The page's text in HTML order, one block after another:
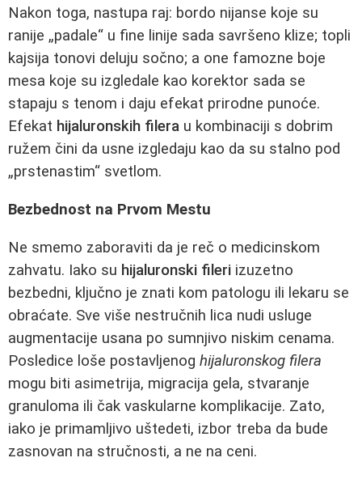
Nakon toga, nastupa raj: bordo nijanse koje su
ranije „padale“ u fine linije sada savršeno klize; topli
kajsija tonovi deluju sočno; a one famozne boje
mesa koje su izgledale kao korektor sada se
stapaju s tenom i daju efekat prirodne punoće.
Efekat hijaluronskih filera u kombinaciji s dobrim
ružem čini da usne izgledaju kao da su stalno pod
„prstenastim“ svetlom.
Bezbednost na Prvom Mestu
Ne smemo zaboraviti da je reč o medicinskom
zahvatu. Iako su hijaluronski fileri izuzetno
bezbedni, ključno je znati kom patologu ili lekaru se
obraćate. Sve više nestručnih lica nudi usluge
augmentacije usana po sumnjivo niskim cenama.
Posledice loše postavljenog hijaluronskog filera
mogu biti asimetrija, migracija gela, stvaranje
granuloma ili čak vaskularne komplikacije. Zato,
iako je primamljivo uštedeti, izbor treba da bude
zasnovan na stručnosti, a ne na ceni.